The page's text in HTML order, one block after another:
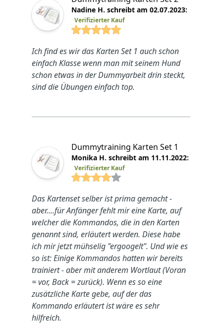
Nadine H. schreibt am 02.07.2023:
Verifizierter Kauf
Ich find es wir das Karten Set 1 auch schon
einfach Klasse wenn man mit seinem Hund
schon etwas in der Dummyarbeit drin steckt,
sind die Übungen einfach top.
Dummytraining Karten Set 1
Monika H. schreibt am 11.11.2022:
Verifizierter Kauf
Das Kartenset selber ist prima gemacht -
aber....für Anfänger fehlt mir eine Karte, auf
welcher die Kommandos, die in den Karten
genannt sind, erläutert werden. Diese habe
ich mir jetzt mühselig "ergoogelt". Und wie es
so ist: Einige Kommandos hatten wir bereits
trainiert - aber mit anderem Wortlaut (Voran
= vor, Back = zurück). Wenn es so eine
zusätzliche Karte gebe, auf der das
Kommando erläutert ist wäre es sehr
hilfreich.